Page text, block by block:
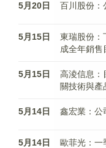
5月20日 百川股份：
5月15日
東瑞股份：
成全年銷售
5月15日
高淩信息：
關技術與產
5月14日 鑫宏業：公
5月14日
歐菲光：一